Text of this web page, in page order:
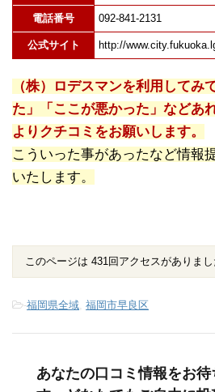
電話番号 092-841-2131
公式サイト http://
（株）ロデスマンを利用してみ
た」「ここが悪かった」などあ
よりクチコミをお願いします。
こういった事があったなど情報
いたします。
このページは 431回アクセスがありまし
-福岡県全域, 福岡市早良区
あなたの口コミ情報をお待